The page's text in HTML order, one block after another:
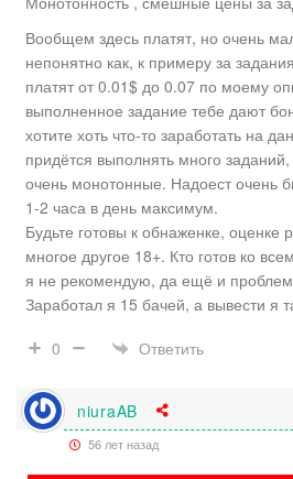
Вообщем здесь платят, но очень
непонятно как, к примеру за
платят от 0.01$ до 0.07 по моему
выполненное задание тебе дают
хотите хоть что-то заработать на
придётся выполнять много
очень монотонные. Надоест очень
1-2 часа в день максимум.
Будьте готовы к обнаженке, оценке
многое другое 18+. Кто готов ко
я не рекомендую, да ещё и
Заработал я 15 бачей, а вывести я
0
Ответить
niuraAB
56 лет назад